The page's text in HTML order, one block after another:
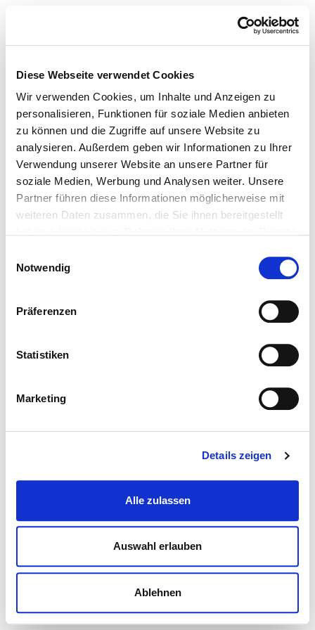
Diese Webseite verwendet Cookies
Wir verwenden Cookies, um Inhalte und Anzeigen zu
personalisieren, Funktionen für soziale Medien anbieten
zu können und die Zugriffe auf unsere Website zu
analysieren. Außerdem geben wir Informationen zu Ihrer
Verwendung unserer Website an unsere Partner für
soziale Medien, Werbung und Analysen weiter. Unsere
Partner führen diese Informationen möglicherweise mit
weiteren Daten zusammen, die Sie ihnen bereitgestellt
Notwendig
Präferenzen
Statistiken
Marketing
Details zeigen
Alle zulassen
Auswahl erlauben
Ablehnen